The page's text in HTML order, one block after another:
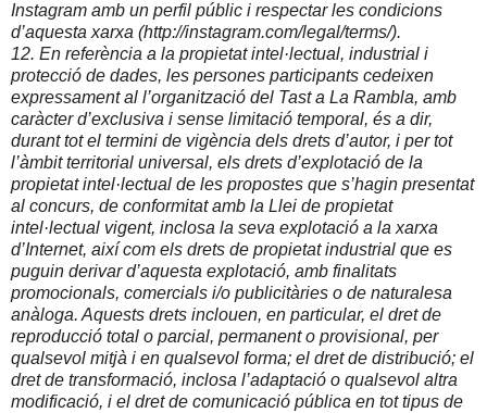
Instagram amb un perfil públic i respectar les condicions
d’aquesta xarxa (http://instagram.com/legal/terms/).
12. En referència a la propietat intel·lectual, industrial i
protecció de dades, les persones participants cedeixen
expressament al l’organització del Tast a La Rambla, amb
caràcter d’exclusiva i sense limitació temporal, és a dir,
durant tot el termini de vigència dels drets d’autor, i per tot
l’àmbit territorial universal, els drets d’explotació de la
propietat intel·lectual de les propostes que s’hagin presentat
al concurs, de conformitat amb la Llei de propietat
intel·lectual vigent, inclosa la seva explotació a la xarxa
d’Internet, així com els drets de propietat industrial que es
puguin derivar d’aquesta explotació, amb finalitats
promocionals, comercials i/o publicitàries o de naturalesa
anàloga. Aquests drets inclouen, en particular, el dret de
reproducció total o parcial, permanent o provisional, per
qualsevol mitjà i en qualsevol forma; el dret de distribució; el
dret de transformació, inclosa l’adaptació o qualsevol altra
modificació, i el dret de comunicació pública en tot tipus de